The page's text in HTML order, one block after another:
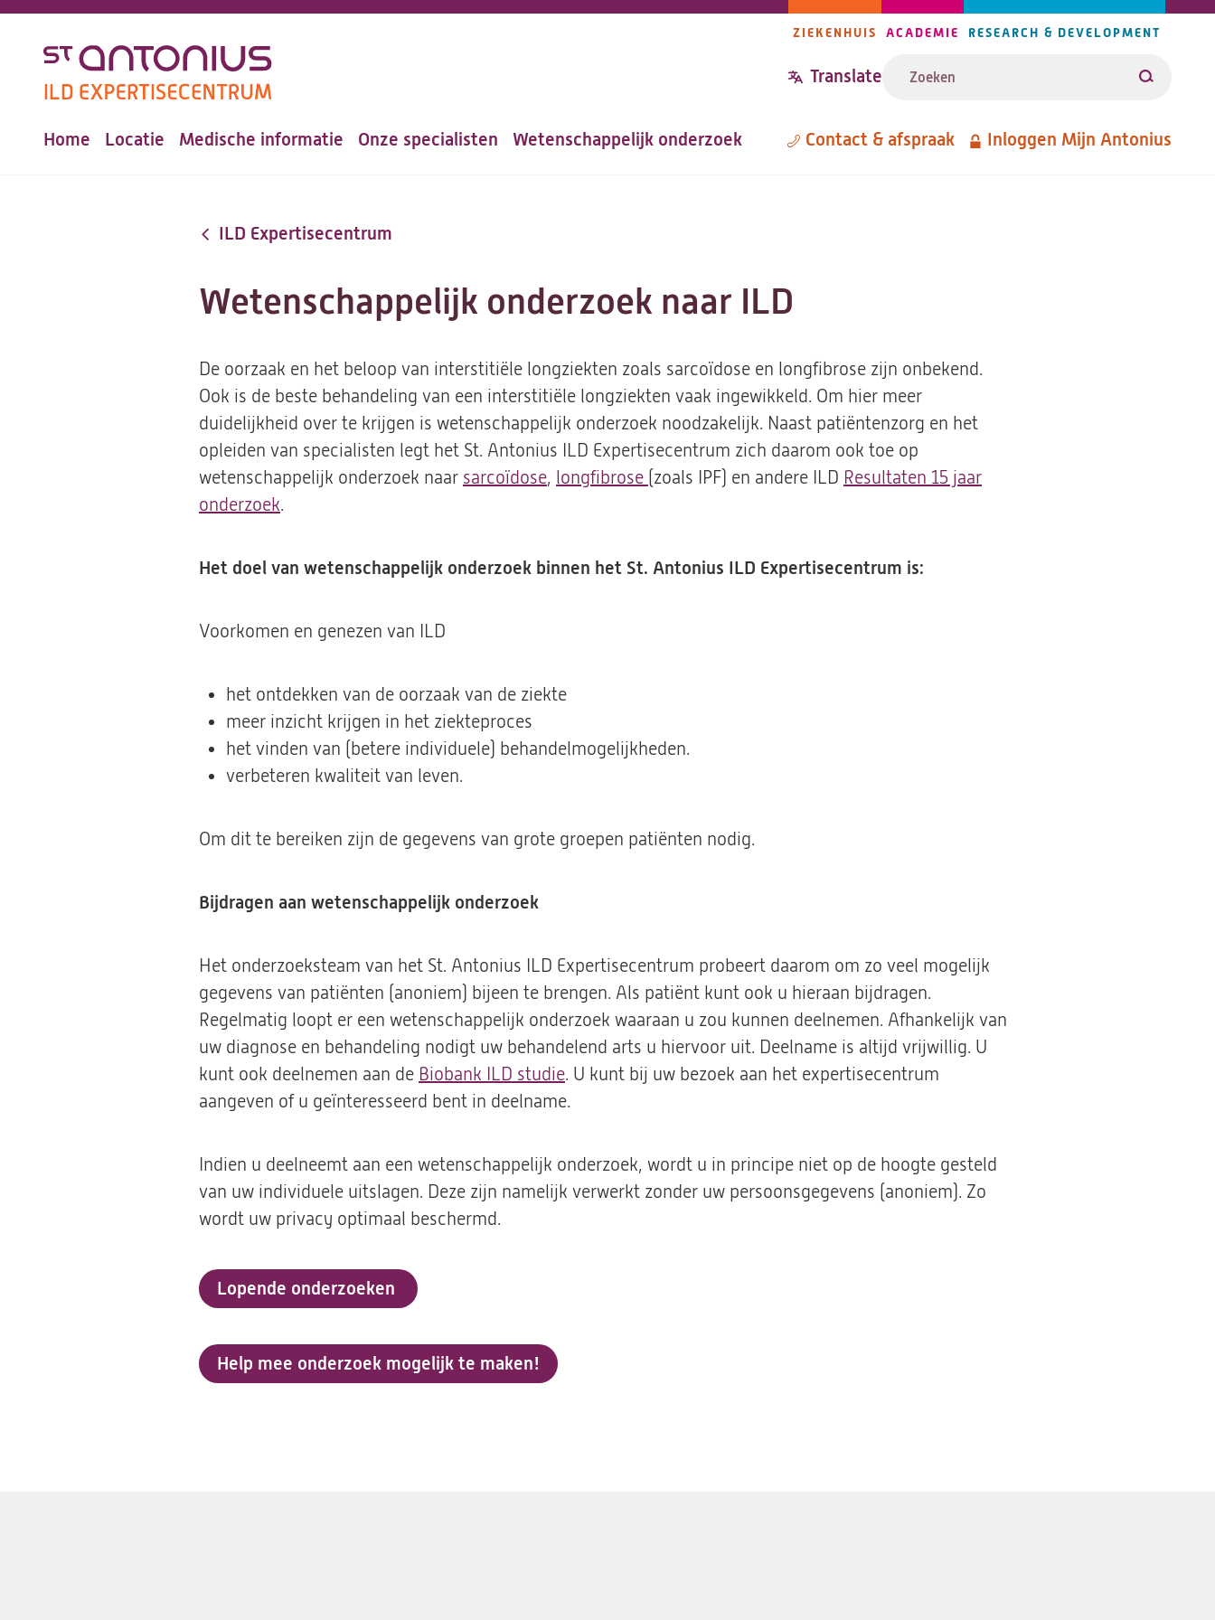
naar
inhoud
navigatie
ZIEKENHUIS ACADEMIE RESEARCH & DEVELOPMENT
Translate Zoeken
Hoofdnavigatie
Home Locatie Medische informatie Onze specialisten Wetenschappelijk onderzoek Metanavigatie
Contact & afspraak Inloggen Mijn Antonius
ILD Expertisecentrum
Wetenschappelijk onderzoek naar ILD
De oorzaak en het beloop van interstitiële longziekten zoals sarcoïdose en longfibrose zijn onbekend.
Ook is de beste behandeling van een interstitiële longziekten vaak ingewikkeld. Om hier meer
duidelijkheid over te krijgen is wetenschappelijk onderzoek noodzakelijk. Naast patiëntenzorg en het
opleiden van specialisten legt het St. Antonius ILD Expertisecentrum zich daarom ook toe op
wetenschappelijk onderzoek naar sarcoïdose, longfibrose (opent
nieuwe
(zoals IPF) en andere ILD Resultaten 15 jaar
onderzoek.
Het doel van wetenschappelijk onderzoek binnen het St. Antonius ILD Expertisecentrum is:
Voorkomen en genezen van ILD
het ontdekken van de oorzaak van de ziekte
meer inzicht krijgen in het ziekteproces
het vinden van (betere individuele) behandelmogelijkheden.
verbeteren kwaliteit van leven.
Om dit te bereiken zijn de gegevens van grote groepen patiënten nodig.
Bijdragen aan wetenschappelijk onderzoek
Het onderzoeksteam van het St. Antonius ILD Expertisecentrum probeert daarom om zo veel mogelijk
gegevens van patiënten (anoniem) bijeen te brengen. Als patiënt kunt ook u hieraan bijdragen.
Regelmatig loopt er een wetenschappelijk onderzoek waaraan u zou kunnen deelnemen. Afhankelijk van
uw diagnose en behandeling nodigt uw behandelend arts u hiervoor uit. Deelname is altijd vrijwillig. U
kunt ook deelnemen aan de Biobank ILD studie. U kunt bij uw bezoek aan het expertisecentrum
aangeven of u geïnteresseerd bent in deelname.
Indien u deelneemt aan een wetenschappelijk onderzoek, wordt u in principe niet op de hoogte gesteld
van uw individuele uitslagen. Deze zijn namelijk verwerkt zonder uw persoonsgegevens (anoniem). Zo
wordt uw privacy optimaal beschermd.
Lopende onderzoeken
Help mee onderzoek mogelijk te maken!